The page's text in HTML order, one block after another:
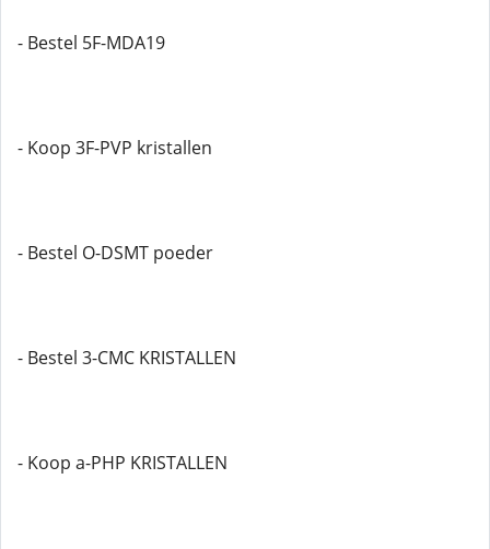
- Bestel 5F-MDA19
- Koop 3F-PVP kristallen
- Bestel O-DSMT poeder
- Bestel 3-CMC KRISTALLEN
- Koop a-PHP KRISTALLEN